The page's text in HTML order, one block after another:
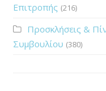
Επιτροπής (216)
Προσκλήσεις &
Συμβουλίου (380)